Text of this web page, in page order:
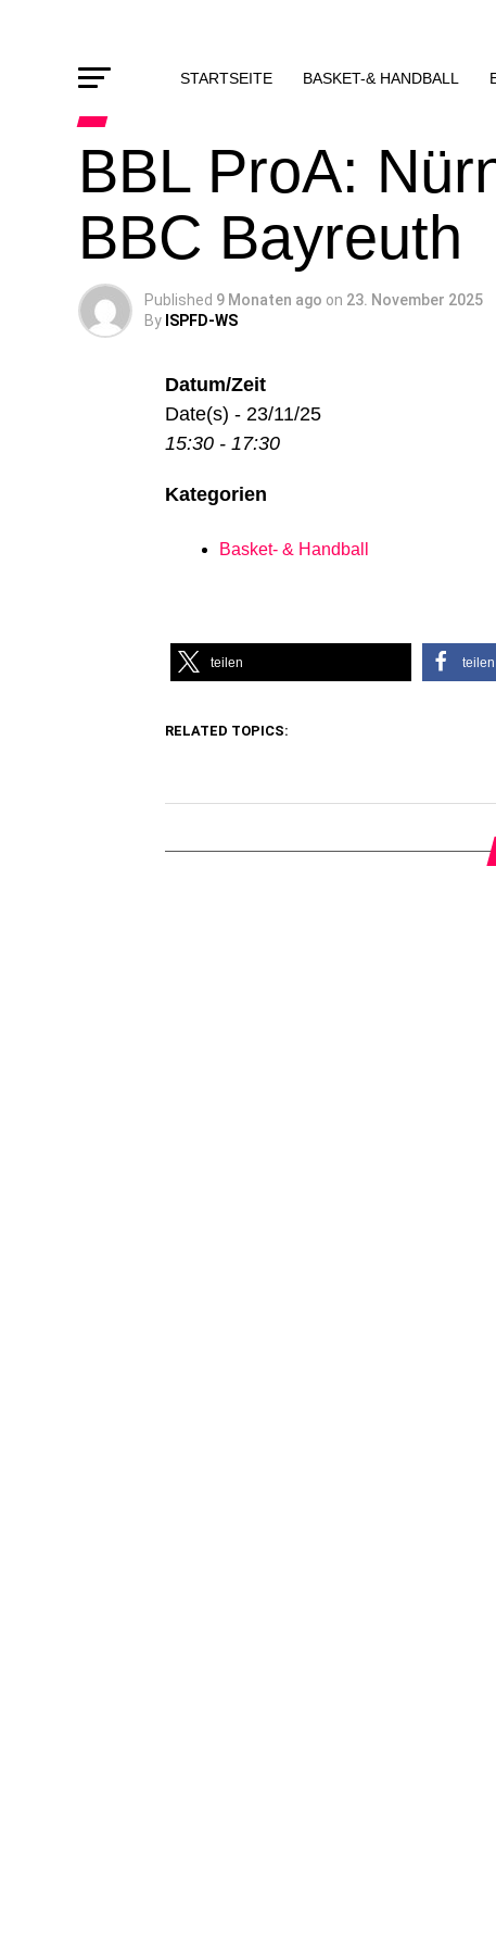
STARTSEITE BASKET-& HANDBALL
BBL ProA:
BBC Bayreuth
Published 9 Monaten ago on 23. November 2025
By ISPFD-WS
Datum/Zeit
Date(s) - 23/11/25
15:30 - 17:30
Kategorien
Basket- & Handball
teilen teilen
RELATED TOPICS: